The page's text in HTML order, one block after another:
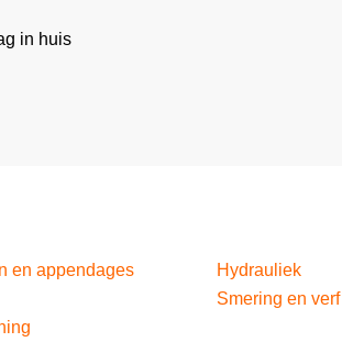
in huis
en appendages
Hydrauliek
Smering en verf